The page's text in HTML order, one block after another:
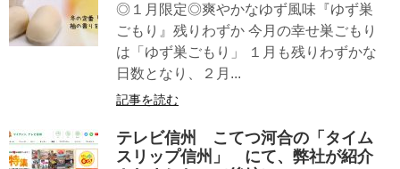
◎１月限定◎爽やかなゆず風味『ゆず巣
ごもり』残りわずか 今月の幸せ巣ごもり
は「ゆず巣ごもり」 １月も残りわずかな
日数となり、２月...
記事を読む
テレビ信州 こてつ河合の「タイム
スリップ信州」 にて、弊社が紹介